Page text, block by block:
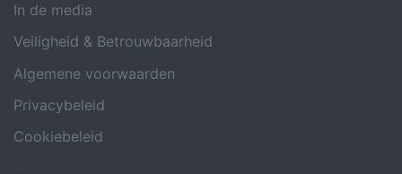
In de media
Veiligheid & Betrouwbaarheid
Algemene voorwaarden
Privacybeleid
Cookiebeleid